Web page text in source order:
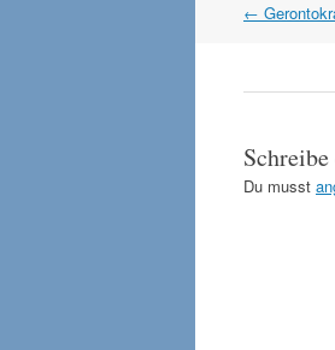
Artikel
←
Du musst